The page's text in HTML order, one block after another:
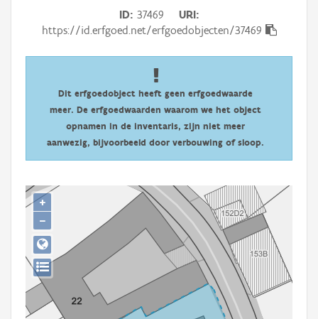
Gebeurtenis
Downloads
ID 37469
URI
https://id.erfgoed.net/erfgoedobjecten/37469
Dit erfgoedobject heeft geen erfgoedwaarde
meer. De erfgoedwaarden waarom we het object
opnamen in de inventaris, zijn niet meer
aanwezig, bijvoorbeeld door verbouwing of sloop.
+
−